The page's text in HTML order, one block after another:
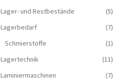
Lager- und Restbestände
(5)
Lagerbedarf
(7)
Schmierstoffe
(1)
Lagertechnik
(11)
Laminiermaschinen
(7)